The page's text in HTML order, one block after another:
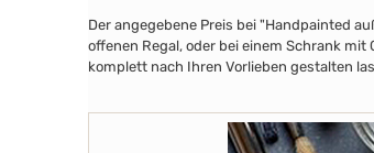
Der angegebene Preis bei "Handpainted
offenen Regal, oder bei einem Schrank
komplett nach Ihren Vorlieben gestalten